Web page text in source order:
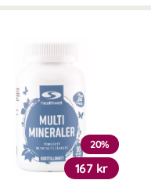
20%
167 kr